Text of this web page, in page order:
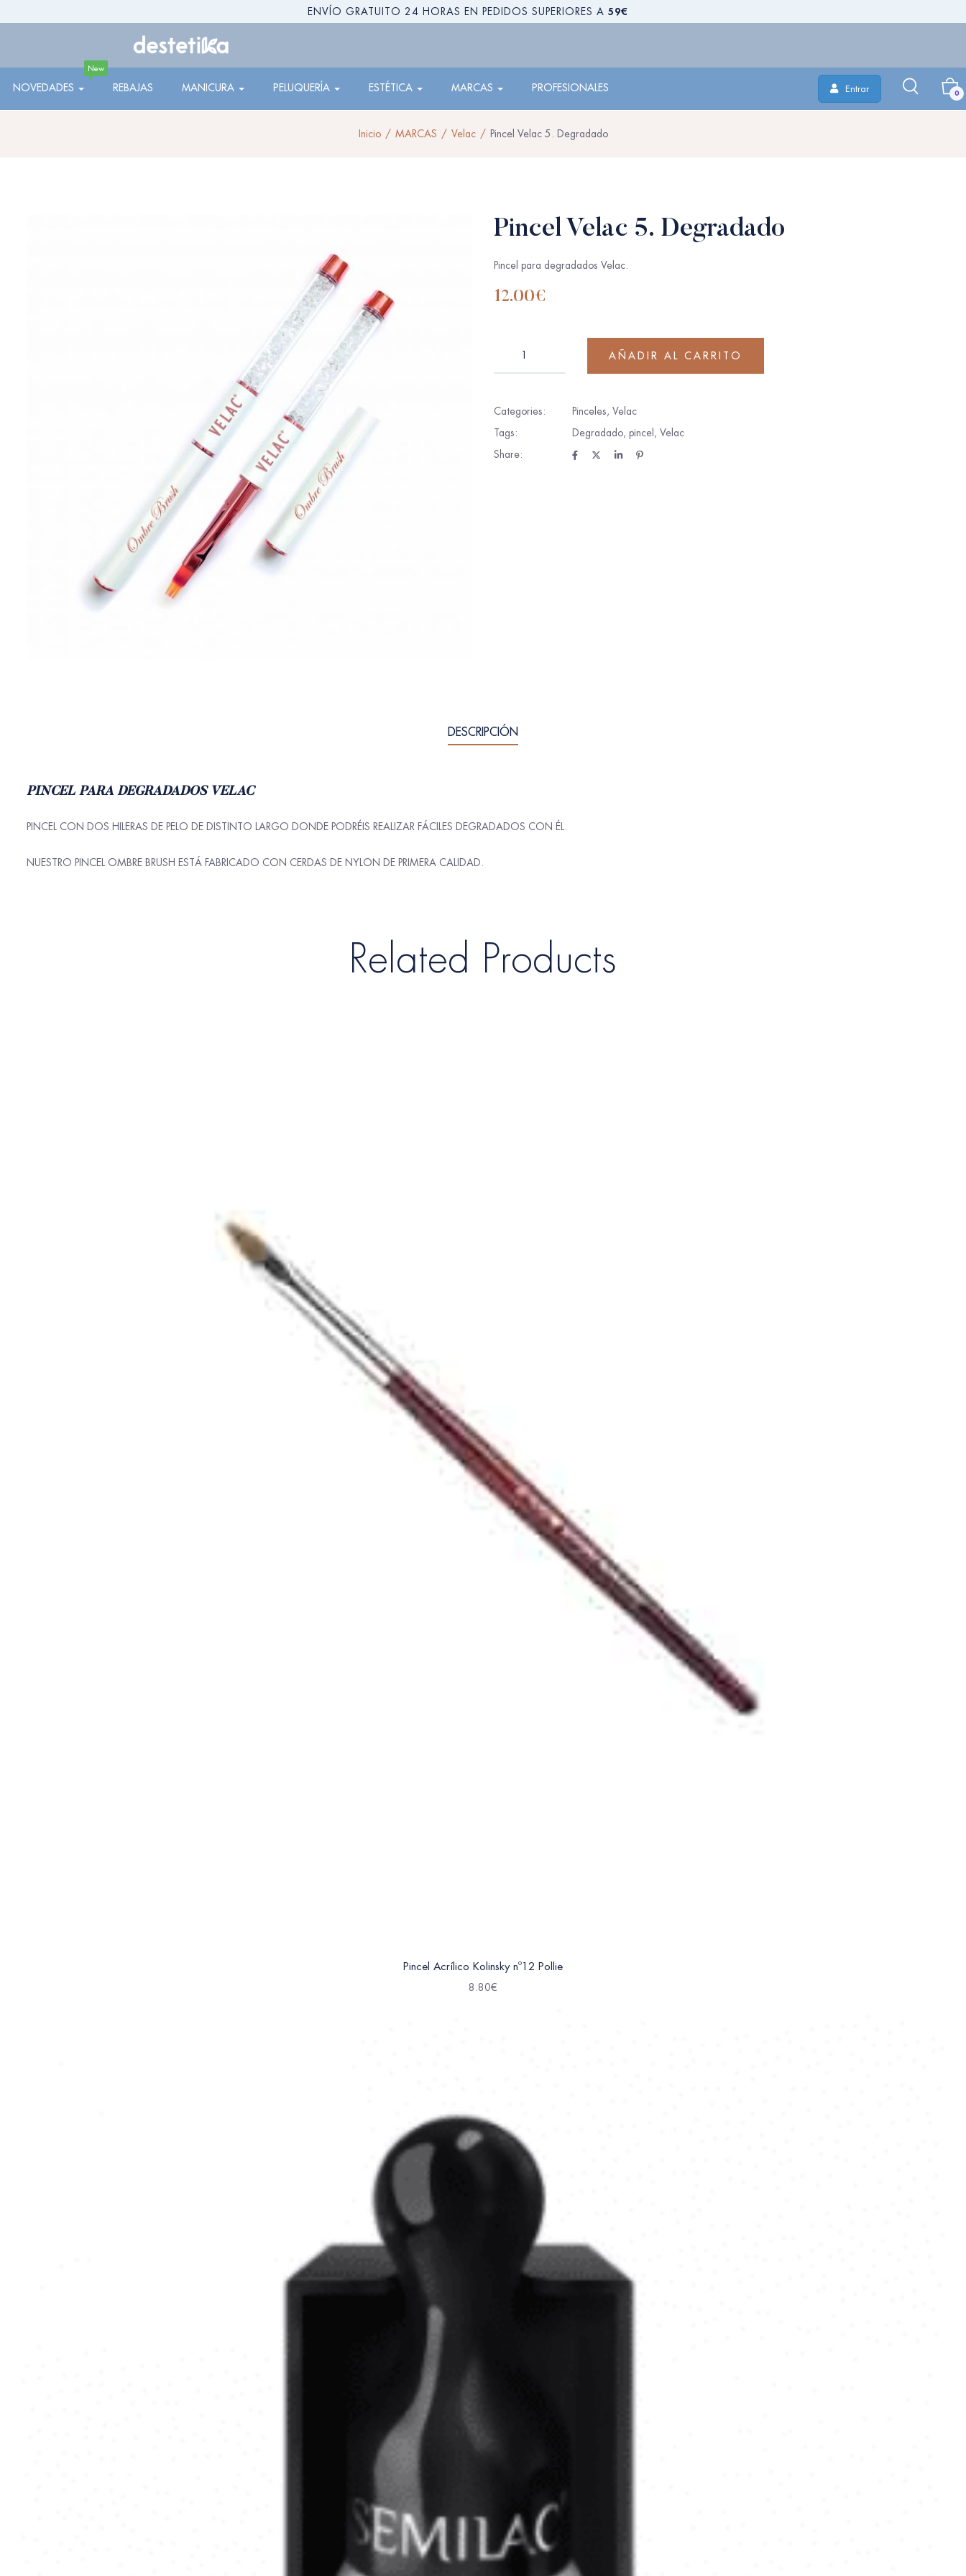
ENVÍO GRATUITO 24 HORAS EN PEDIDOS SUPERIORES A 59€
NOVEDADES
New
REBAJAS MANICURA PELUQUERÍA ESTÉTICA MARCAS PROFESIONALES Entrar 0
Inicio MARCAS Velac Pincel Velac 5. Degradado
Pincel Velac 5. Degradado
Pincel para degradados Velac.
12.00€
AÑADIR AL CARRITO
Categories: Pinceles, Velac
Tags:
Degradado, pincel , Velac
Share:
DESCRIPCIÓN
PINCEL PARA DEGRADADOS VELAC
PINCEL CON DOS HILERAS DE PELO DE DISTINTO LARGO DONDE PODRÉIS REALIZAR FÁCILES DEGRADADOS CON ÉL.
NUESTRO PINCEL OMBRE BRUSH ESTÁ FABRICADO CON CERDAS DE NYLON DE PRIMERA CALIDAD.
Related Products
Pincel Acrílico Kolinsky nº12 Pollie
8.80€